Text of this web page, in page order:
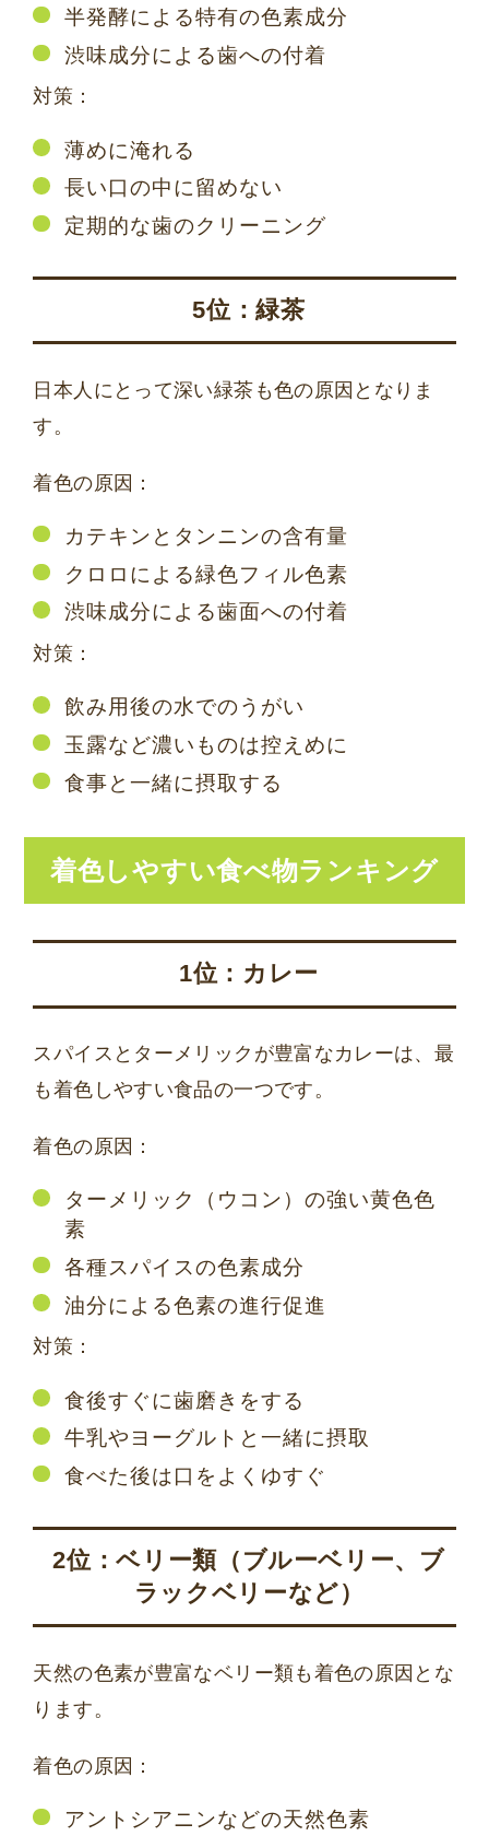
半発酵による特有の色素成分
渋味成分による歯への付着
対策：
薄めに淹れる
長い口の中に留めない
定期的な歯のクリーニング
5位：緑茶
日本人にとって深い緑茶も色の原因となりま
す。
着色の原因：
カテキンとタンニンの含有量
クロロによる緑色フィル色素
渋味成分による歯面への付着
対策：
飲み用後の水でのうがい
玉露など濃いものは控えめに
食事と一緒に摂取する
着色しやすい食べ物ランキング
1位：カレー
スパイスとターメリックが豊富なカレーは、最
も着色しやすい食品の一つです。
着色の原因：
ターメリック（ウコン）の強い黄色色
素
各種スパイスの色素成分
油分による色素の進行促進
対策：
食後すぐに歯磨きをする
牛乳やヨーグルトと一緒に摂取
食べた後は口をよくゆすぐ
2位：ベリー類（ブルーベリー、ブ
ラックベリーなど）
天然の色素が豊富なベリー類も着色の原因とな
ります。
着色の原因：
アントシアニンなどの天然色素